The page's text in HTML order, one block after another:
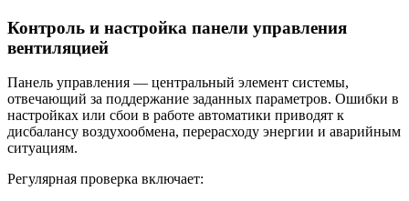
Контроль и настройка панели управления
вентиляцией
Панель управления — центральный элемент системы,
отвечающий за поддержание заданных параметров. Ошибки в
настройках или сбои в работе автоматики приводят к
дисбалансу воздухообмена, перерасходу энергии и аварийным
ситуациям.
Регулярная проверка включает: